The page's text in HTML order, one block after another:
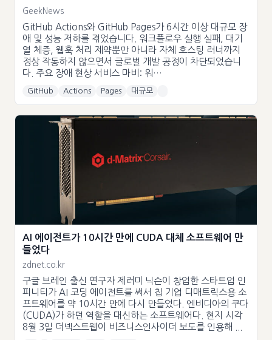
GeekNews
GitHub Actions와 GitHub Pages가 6시간 이상 대규모 장
애 및 성능 저하를 겪었습니다. 워크플로우 실행 실패, 대기
열 체증, 웹훅 처리 제약뿐만 아니라 자체 호스팅 러너까지
정상 작동하지 않으면서 글로벌 개발 공정이 차단되었습니
다. 주요 장애 현상 서비스 마비: 워…
GitHub Actions Pages 대규모
AI 에이전트가 10시간 만에 CUDA 대체 소프트웨어 만
들었다
zdnet.co.kr
구글 브레인 출신 연구자 제러미 닉슨이 창업한 스타트업 인
피니티가 AI 코딩 에이전트를 써서 칩 기업 디매트릭스용 소
프트웨어를 약 10시간 만에 다시 만들었다. 엔비디아의 쿠다
(CUDA)가 하던 역할을 대신하는 소프트웨어다. 현지 시각
8월 3일 더넥스트웹이 비즈니스인사이더 보도를 인용해 ...